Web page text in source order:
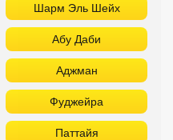
Шарм Эль Шейх
Абу Даби
Аджман
Фуджейра
Паттайя